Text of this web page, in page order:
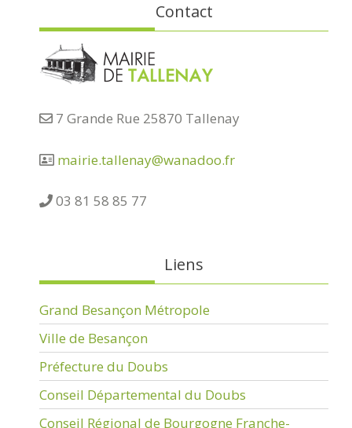
Contact
7 Grande Rue 25870 Tallenay
mairie.tallenay@wanadoo.fr
03 81 58 85 77
Liens
Grand Besançon Métropole
Ville de Besançon
Préfecture du Doubs
Conseil Départemental du Doubs
Conseil Régional de Bourgogne Franche-